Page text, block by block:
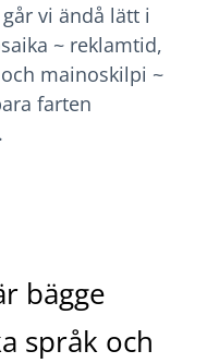
vi ändå lätt i
~ reklamtid,
mainoskilpi ~
farten
bägge
språk och